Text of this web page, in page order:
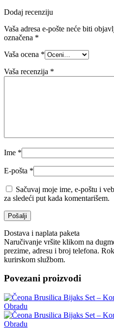
Dodaj recenziju
Vaša adresa e-pošte neće biti
označena *
Vaša ocena *
Vaša recenzija *
Ime *
E-pošta *
Sačuvaj moje ime, e-poštu i
za sledeći put kada komentarišem.
Dostava i naplata paketa
Naručivanje vršite klikom na
prezime, adresu i broj telefona.
kurirskom službom.
Povezani proizvodi